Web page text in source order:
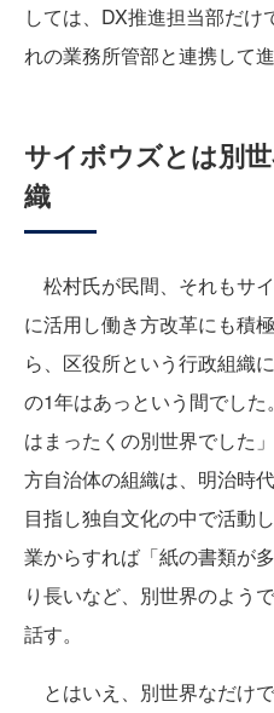
しては、DX推進担当部だ
れの業務所管部と連携して
サイボウズとは別
織
松村氏が民間、それもサ
に活用し働き方改革にも積
ら、区役所という行政組織
の1年はあっという間でし
はまったくの別世界でした
方自治体の組織は、明治時
目指し独自文化の中で活動
業からすれば「紙の書類が
り長いなど、別世界のよう
話す。
とはいえ、別世界なだけ